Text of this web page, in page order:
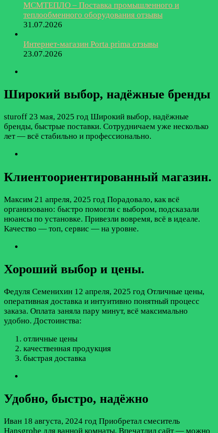
МСМТЕПЛО – Поставка промышленного и
теплообменного оборудования отзывы
31.07.2026
Интернет-магазин Porta prima отзывы
23.07.2026
Широкий выбор, надёжные бренды
sturoff 23 мая, 2025 год Широкий выбор, надёжные
бренды, быстрые поставки. Сотрудничаем уже несколько
лет — всё стабильно и профессионально.
Клиентоориентированный магазин.
Максим 21 апреля, 2025 год Порадовало, как всё
организовано: быстро помогли с выбором, подсказали
нюансы по установке. Привезли вовремя, всё в идеале.
Качество — топ, сервис — на уровне.
Хороший выбор и цены.
Федуля Семенихин 12 апреля, 2025 год Отличные цены,
оперативная доставка и интуитивно понятный процесс
заказа. Оплата заняла пару минут, всё максимально
удобно. Достоинства:
отличные цены
качественная продукция
быстрая доставка
Удобно, быстро, надёжно
Иван 18 августа, 2024 год Приобретал смеситель
Hansgrohe для ванной комнаты. Впечатлил сайт — можно